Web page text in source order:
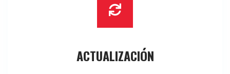
ACTUALIZACIÓN